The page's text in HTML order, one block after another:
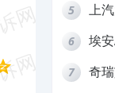
5
上
6
埃
7
奇